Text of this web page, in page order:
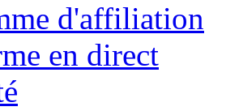
d'affiliation
en direct